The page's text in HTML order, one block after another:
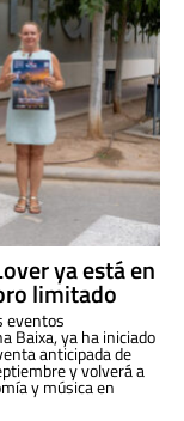
ya está en
limitado
eventos
Baixa, ya ha iniciado
anticipada de
y volverá a
y música en